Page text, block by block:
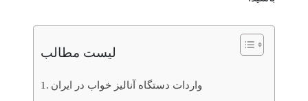
لیست مطالب
واردات دستگاه آنالیز خواب در ایران